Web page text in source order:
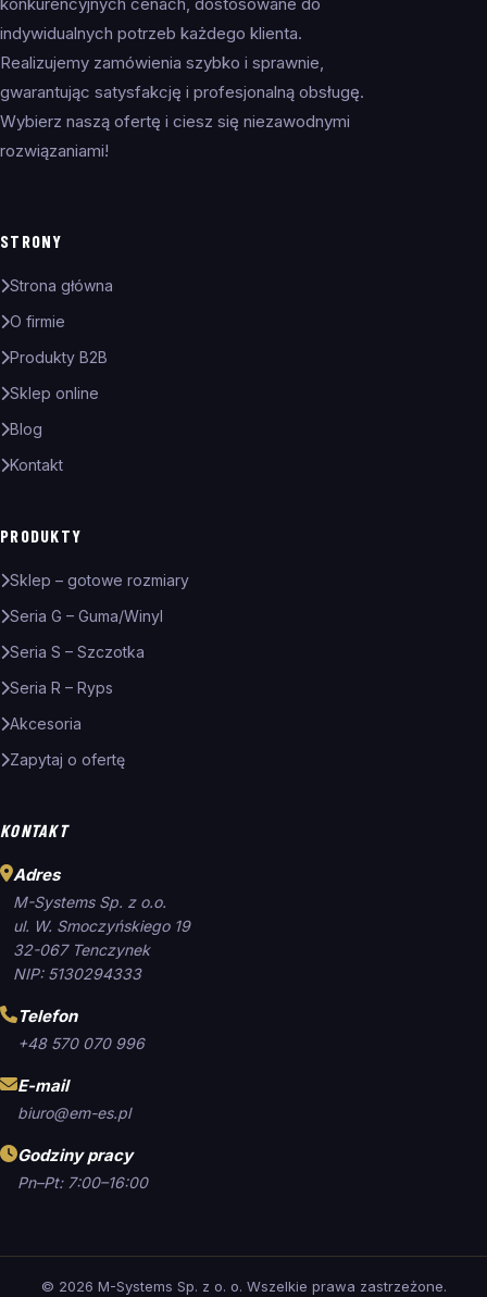
indywidualnych potrzeb każdego klienta.
Realizujemy zamówienia szybko i sprawnie,
gwarantując satysfakcję i profesjonalną obsługę.
Wybierz naszą ofertę i ciesz się niezawodnymi
rozwiązaniami!
STRONY
Strona główna
O firmie
Produkty B2B
Sklep online
Blog
Kontakt
PRODUKTY
Sklep – gotowe rozmiary
Seria G – Guma/Winyl
Seria S – Szczotka
Seria R – Ryps
Akcesoria
Zapytaj o ofertę
KONTAKT
Adres
M-Systems Sp. z o.o.
ul. W. Smoczyńskiego 19
32-067 Tenczynek
NIP: 5130294333
Telefon
+48 570 070 996
E-mail
biuro@em-es.pl
Godziny pracy
Pn–Pt: 7:00–16:00
© 2026 M-Systems Sp. z o. o. Wszelkie prawa zastrzeżone.